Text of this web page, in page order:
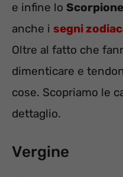
e infine lo Scorpione
anche i segni
Oltre al fatto che
dimenticare e
cose. Scopriamo le
dettaglio.
Vergine